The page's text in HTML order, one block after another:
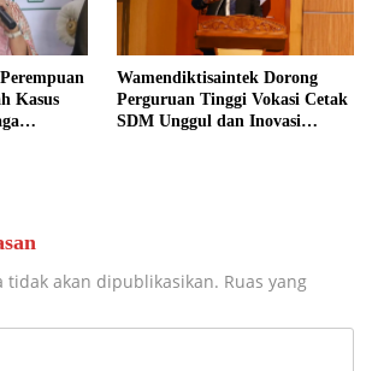
Kasus
Wamendiktisaintek Dorong
Perguruan Tinggi Vokasi Cetak
SDM Unggul dan Inovasi
tidak akan dipublikasikan. Ruas yang